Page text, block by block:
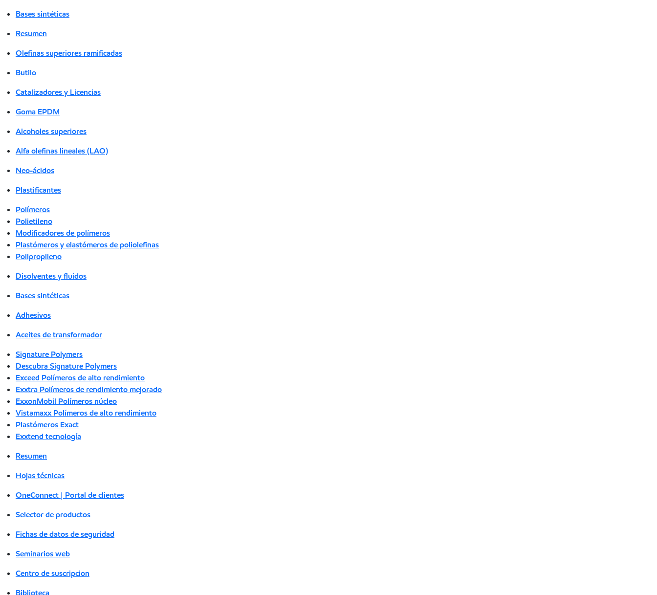
Bases sintéticas
Resumen
Olefinas superiores ramificadas
Butilo
Catalizadores y Licencias
Goma EPDM
Alcoholes superiores
Alfa olefinas lineales (LAO)
Neo-ácidos
Plastificantes
Polímeros
Polietileno
Modificadores de polímeros
Plastómeros y elastómeros de poliolefinas
Polipropileno
Disolventes y fluidos
Bases sintéticas
Adhesivos
Aceites de transformador
Signature Polymers
Descubra Signature Polymers
Exceed Polímeros de alto rendimiento
Exxtra Polímeros de rendimiento mejorado
ExxonMobil Polímeros núcleo
Vistamaxx Polímeros de alto rendimiento
Plastómeros Exact
Exxtend tecnología
Resumen
Hojas técnicas
OneConnect | Portal de clientes
Selector de productos
Fichas de datos de seguridad
Seminarios web
Centro de suscripcion
Biblioteca